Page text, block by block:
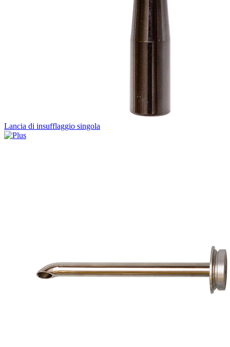
Lancia di insufflaggio singola